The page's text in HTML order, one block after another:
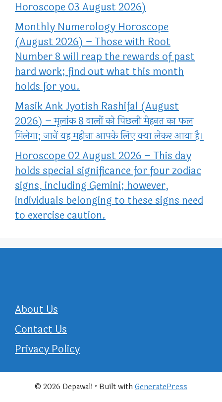
Horoscope 03 August 2026)
Monthly Numerology Horoscope
(August 2026) – Those with Root
Number 8 will reap the rewards of past
hard work; find out what this month
holds for you.
Masik Ank Jyotish Rashifal (August
2026) – मूलांक 8 वालों को पिछली मेहनत का फल
मिलेगा; जानें यह महीना आपके लिए क्या लेकर आया है।
Horoscope 02 August 2026 – This day
holds special significance for four zodiac
signs, including Gemini; however,
individuals belonging to these signs need
to exercise caution.
About Us
Contact Us
Privacy Policy
© 2026 Depawali • Built withGeneratePress